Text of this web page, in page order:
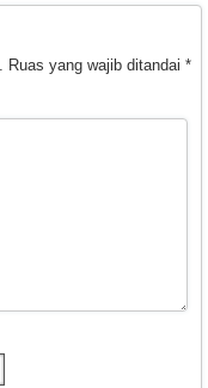
Ruas yang wajib ditandai *